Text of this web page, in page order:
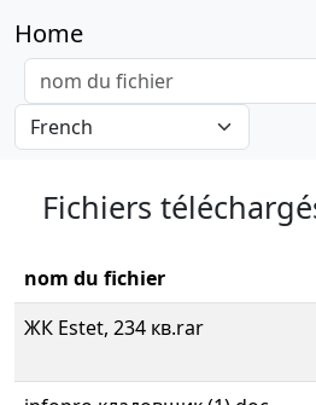
Home
Fichiers
nom du fichier
ЖК Estet, 234 кв.rar